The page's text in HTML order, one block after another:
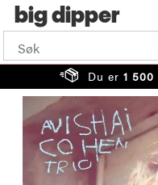
big
Du er 1 500